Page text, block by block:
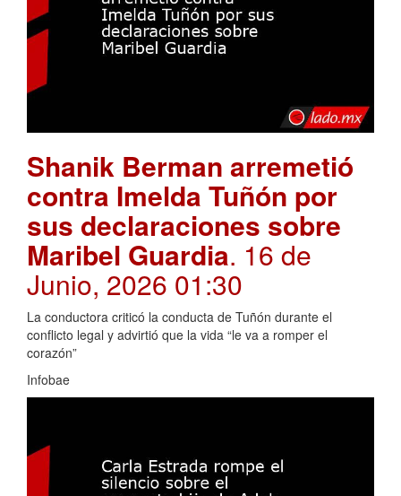
Shanik Berman arremetió
contra Imelda Tuñón por
sus declaraciones sobre
Maribel Guardia. 16 de
Junio, 2026 01:30
La conductora criticó la conducta de Tuñón durante el
conflicto legal y advirtió que la vida “le va a romper el
corazón”
Infobae